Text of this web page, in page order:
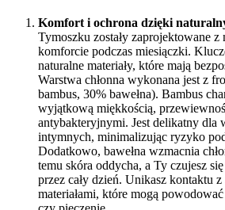
Komfort i ochrona dzięki
Tymoszku zostały zaprojektowane
komforcie podczas miesiączki.
naturalne materiały, które mają
Warstwa chłonna wykonana jest z
bambus, 30% bawełna). Bambus
wyjątkową miękkością,
antybakteryjnymi. Jest delikatny dla
intymnych, minimalizując ryzyko
Dodatkowo, bawełna wzmacnia
temu skóra oddycha, a Ty czujesz
przez cały dzień. Unikasz kontaktu
materiałami, które mogą